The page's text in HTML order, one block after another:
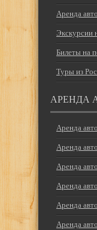
Аренда
Экскурсии
Билеты на
Туры из
АРЕНДА
Аренда
Аренда
Аренда
Аренда
Аренда
Аренда